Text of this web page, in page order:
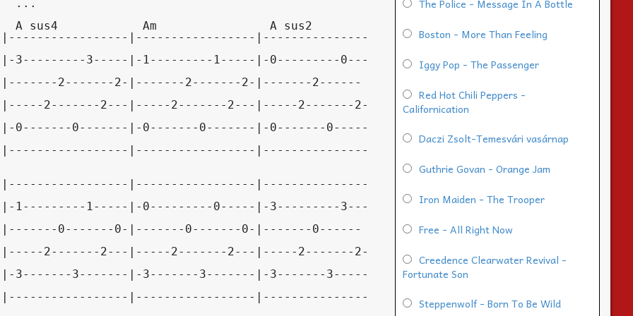
The Police - Message In A Bottle
Boston - More Than Feeling
Iggy Pop - The Passenger
Red Hot Chili Peppers -
Californication
Daczi Zsolt-Temesvári vasárnap
Guthrie Govan - Orange Jam
Iron Maiden - The Trooper
Free - All Right Now
Creedence Clearwater Revival -
Fortunate Son
Steppenwolf - Born To Be Wild